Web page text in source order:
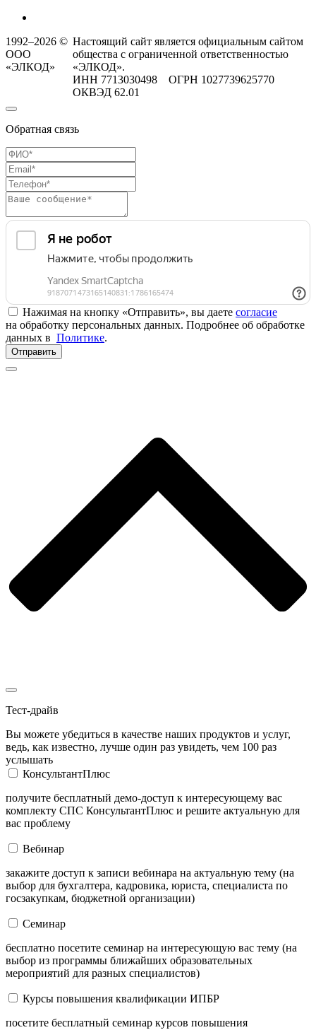
1992–2026 ©
ООО
«ЭЛКОД»
Настоящий сайт является официальным сайтом
общества с ограниченной ответственностью
«ЭЛКОД».
ИНН 7713030498 ОГРН 1027739625770
ОКВЭД 62.01
Обратная связь
Нажимая на кнопку «Отправить», вы даете согласие
на обработку персональных данных. Подробнее об обработке
данных в Политике.
Отправить
Тест-драйв
Вы можете убедиться в качестве наших продуктов и услуг,
ведь, как известно, лучше один раз увидеть, чем 100 раз
услышать
КонсультантПлюс
получите бесплатный демо-доступ к интересующему вас
комплекту СПС КонсультантПлюс и решите актуальную для
вас проблему
Вебинар
закажите доступ к записи вебинара на актуальную тему (на
выбор для бухгалтера, кадровика, юриста, специалиста по
госзакупкам, бюджетной организации)
Семинар
бесплатно посетите семинар на интересующую вас тему (на
выбор из программы ближайших образовательных
мероприятий для разных специалистов)
Курсы повышения квалификации ИПБР
посетите бесплатный семинар курсов повышения